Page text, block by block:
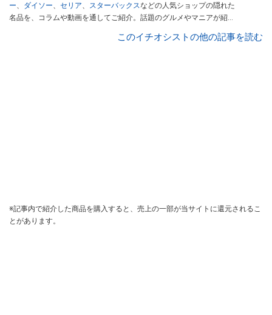
ー、 ダイソー、 セリア、 スターバックスなどの人気ショップの隠れた
名品を、コラムや動画を通してご紹介。話題のグルメやマニアが紹介
インフルエンサーが実際に使用してレビューしています。毎日トレン
このイチオシストの他の記事を読む
※記事内で紹介した商品を購入すると、売上の一部が当サイトに還元されるこ
とがあります。